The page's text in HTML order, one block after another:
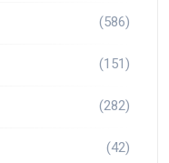
(586)
(151)
(282)
(42)